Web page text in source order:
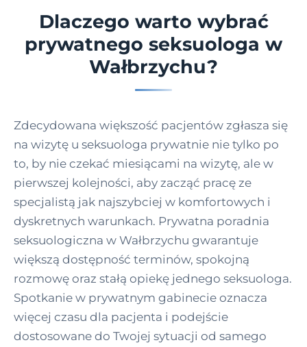
Dlaczego warto wybrać
prywatnego seksuologa w
Wałbrzychu?
Zdecydowana większość pacjentów zgłasza się
na wizytę u seksuologa prywatnie nie tylko po
to, by nie czekać miesiącami na wizytę, ale w
pierwszej kolejności, aby zacząć pracę ze
specjalistą jak najszybciej w komfortowych i
dyskretnych warunkach. Prywatna poradnia
seksuologiczna w Wałbrzychu gwarantuje
większą dostępność terminów, spokojną
rozmowę oraz stałą opiekę jednego seksuologa.
Spotkanie w prywatnym gabinecie oznacza
więcej czasu dla pacjenta i podejście
dostosowane do Twojej sytuacji od samego